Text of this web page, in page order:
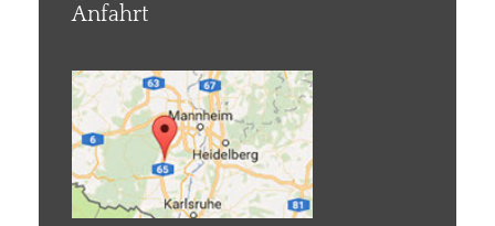
Anfahrt